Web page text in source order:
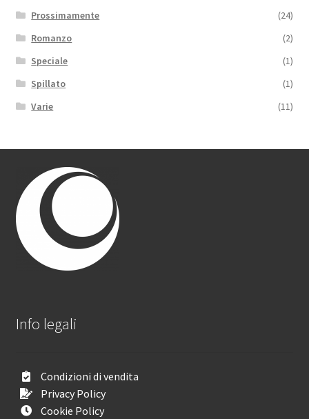
Prossimamente
(24)
Romanzo
(2)
Speciale
(1)
Spillato
(1)
Varie
(11)
Info legali
Condizioni di vendita
Privacy Policy
Cookie Policy